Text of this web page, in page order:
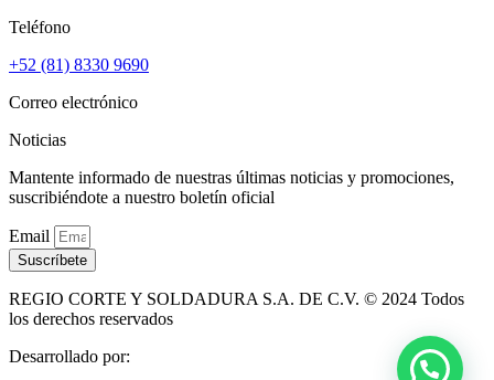
Teléfono
+52 (81) 8330 9690
Correo electrónico
Noticias
Mantente informado de nuestras últimas noticias y promociones,
suscribiéndote a nuestro boletín oficial
Email
Suscríbete
REGIO CORTE Y SOLDADURA S.A. DE C.V. © 2024 Todos
los derechos reservados
Desarrollado por: